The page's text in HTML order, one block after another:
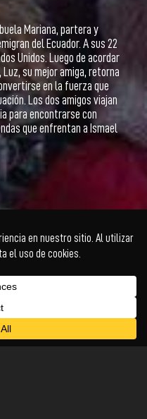
Mariana, partera y
del Ecuador. A sus 22
Unidos. Luego de acordar
su mejor amiga, retorna
en la fuerza que
Los dos amigos viajan
para encontrarse con
que enfrentan a Ismael